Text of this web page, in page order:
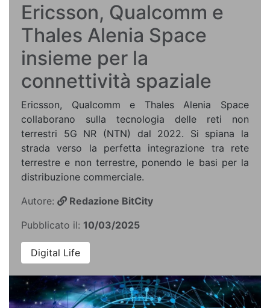
Ericsson, Qualcomm e
Thales Alenia Space
insieme per la
connettività spaziale
Ericsson, Qualcomm e Thales Alenia Space
collaborano sulla tecnologia delle reti non
terrestri 5G NR (NTN) dal 2022. Si spiana la
strada verso la perfetta integrazione tra rete
terrestre e non terrestre, ponendo le basi per la
distribuzione commerciale.
Autore:
Redazione BitCity
Pubblicato il: 10/03/2025
Digital Life